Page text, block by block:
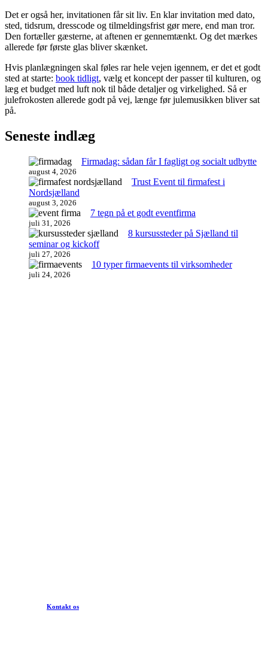
Det er også her, invitationen får sit liv. En klar invitation med dato,
sted, tidsrum, dresscode og tilmeldingsfrist gør mere, end man tror.
Den fortæller gæsterne, at aftenen er gennemtænkt. Og det mærkes
allerede før første glas bliver skænket.
Hvis planlægningen skal føles rar hele vejen igennem, er det et godt
sted at starte: book tidligt, vælg et koncept der passer til kulturen, og
læg et budget med luft nok til både detaljer og virkelighed. Så er
julefrokosten allerede godt på vej, længe før julemusikken bliver sat
på.
Seneste indlæg
Firmadag: sådan får I fagligt og socialt udbytte
august 4, 2026
Trust Event til firmafest i
Nordsjælland
august 3, 2026
7 tegn på et godt eventfirma
juli 31, 2026
8 kursussteder på Sjælland til
seminar og kickoff
juli 27, 2026
10 typer firmaevents til virksomheder
juli 24, 2026
Kontakt os